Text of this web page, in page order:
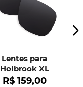
Lentes para
Holbrook XL
R$ 159,00